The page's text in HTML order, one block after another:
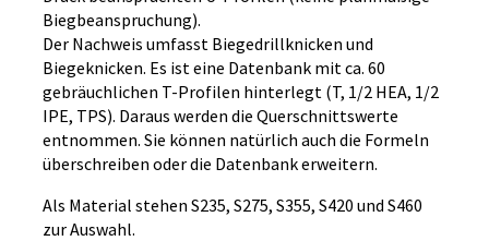
Biegbeanspruchung).
Der Nachweis umfasst Biegedrillknicken und
Biegeknicken. Es ist eine Datenbank mit ca. 60
gebräuchlichen T-Profilen hinterlegt (T, 1/2 HEA, 1/2
IPE, TPS). Daraus werden die Querschnittswerte
entnommen. Sie können natürlich auch die Formeln
überschreiben oder die Datenbank erweitern.
Als Material stehen S235, S275, S355, S420 und S460
zur Auswahl.